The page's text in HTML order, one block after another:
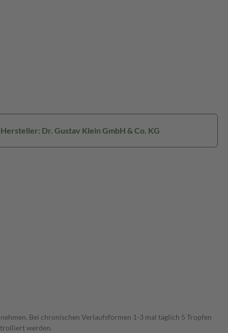
Hersteller: Dr. Gustav Klein GmbH & Co. KG
Bei chronischen Verlaufsformen 1-3 mal täglich 5 Tropfen
werden.